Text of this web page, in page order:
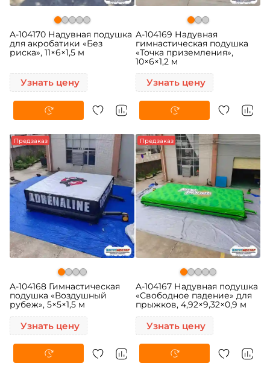
A-104170 Надувная подушка
для акробатики «Без
риска», 11×6×1,5 м
Узнать цену
A-104169 Надувная
гимнастическая подушка
«Точка приземления»,
10×6×1,2 м
Узнать цену
Предзаказ
A-104168 Гимнастическая
подушка «Воздушный
рубеж», 5×5×1,5 м
Узнать цену
Предзаказ
A-104167 Надувная подушка
«Свободное падение» для
прыжков, 4,92×9,32×0,9 м
Узнать цену